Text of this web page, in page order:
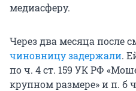
медиасферу.
Через два месяца после
чиновницу задержали.
поч. 4ст. 159 УК РФ
крупном размере» ип. б